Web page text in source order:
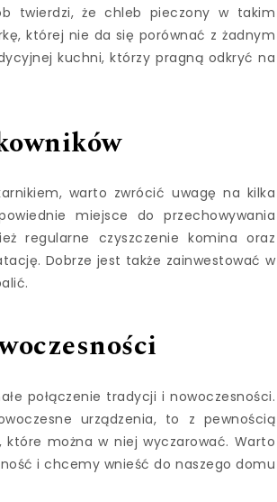
twierdzi, że chleb pieczony w takim
której nie da się porównać z żadnym
kuchni, którzy pragną odkryć na
warto zwrócić uwagę na kilka
miejsce do przechowywania
regularne czyszczenie komina oraz
Dobrze jest także zainwestować w
połączenie tradycji i nowoczesności.
urządzenia, to z pewnością
można w niej wyczarować. Warto
i chcemy wnieść do naszego domu